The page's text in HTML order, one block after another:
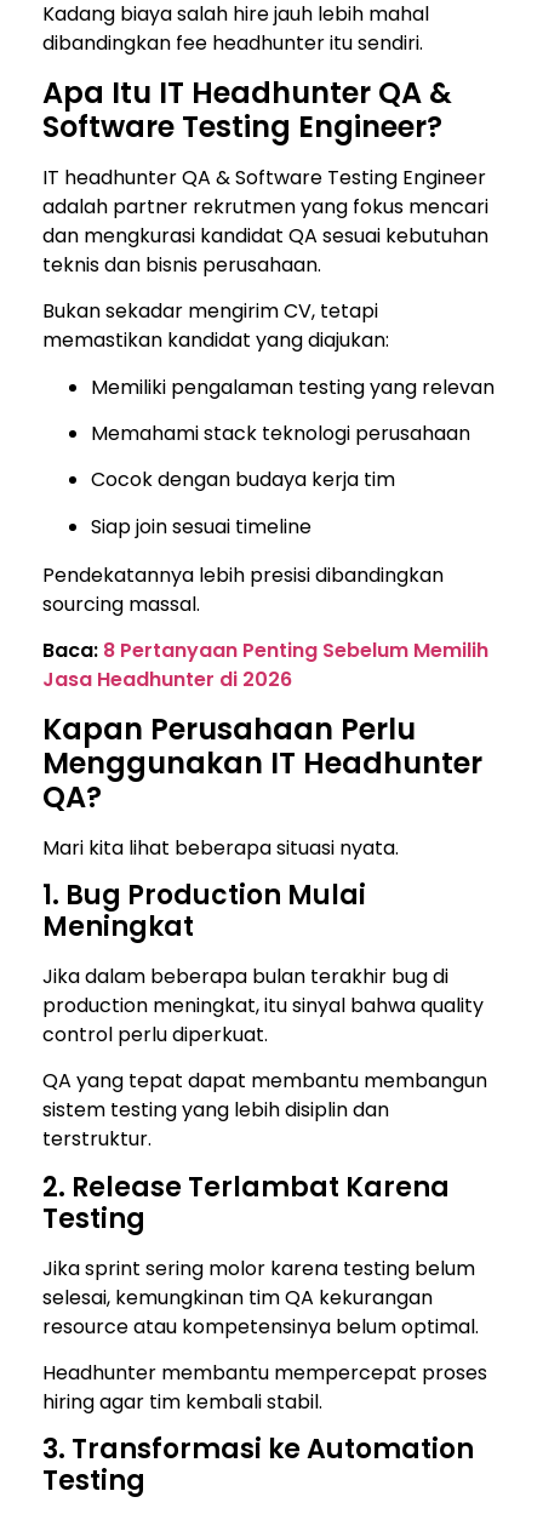
Kadang biaya salah hire jauh lebih mahal
dibandingkan fee headhunter itu sendiri.
Apa Itu IT Headhunter QA &
Software Testing Engineer?
IT headhunter QA & Software Testing Engineer
adalah partner rekrutmen yang fokus mencari
dan mengkurasi kandidat QA sesuai kebutuhan
teknis dan bisnis perusahaan.
Bukan sekadar mengirim CV, tetapi
memastikan kandidat yang diajukan:
Memiliki pengalaman testing yang relevan
Memahami stack teknologi perusahaan
Cocok dengan budaya kerja tim
Siap join sesuai timeline
Pendekatannya lebih presisi dibandingkan
sourcing massal.
Baca: 8 Pertanyaan Penting Sebelum Memilih
Jasa Headhunter di 2026
Kapan Perusahaan Perlu
Menggunakan IT Headhunter
QA?
Mari kita lihat beberapa situasi nyata.
1. Bug Production Mulai
Meningkat
Jika dalam beberapa bulan terakhir bug di
production meningkat, itu sinyal bahwa quality
control perlu diperkuat.
QA yang tepat dapat membantu membangun
sistem testing yang lebih disiplin dan
terstruktur.
2. Release Terlambat Karena
Testing
Jika sprint sering molor karena testing belum
selesai, kemungkinan tim QA kekurangan
resource atau kompetensinya belum optimal.
Headhunter membantu mempercepat proses
hiring agar tim kembali stabil.
3. Transformasi ke Automation
Testing